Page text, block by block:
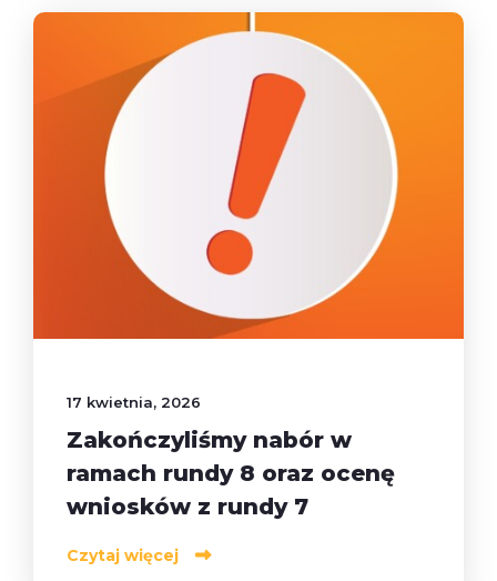
17 kwietnia, 2026
Zakończyliśmy nabór w
ramach rundy 8 oraz ocenę
wniosków z rundy 7
Czytaj więcej